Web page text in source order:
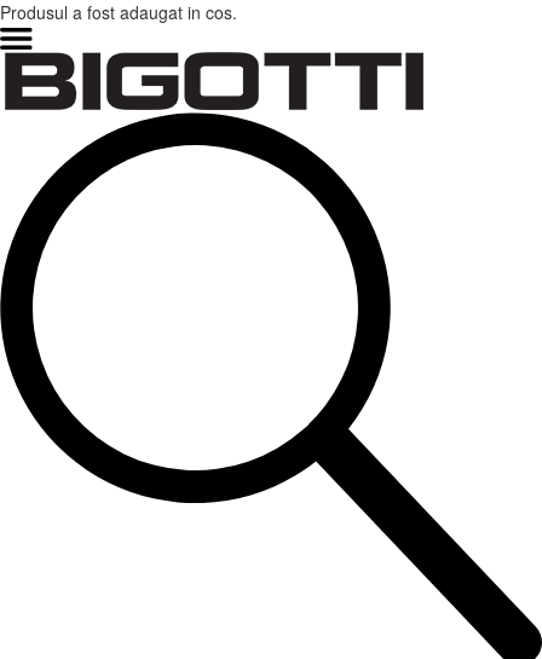
Produsul a fost adaugat in cos.